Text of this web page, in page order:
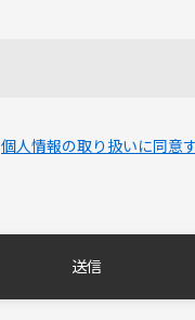
個人情報の取り扱いに同意
送信